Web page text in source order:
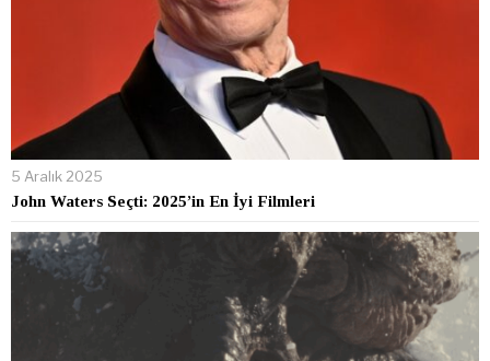
5 Aralık 2025
John Waters Seçti: 2025’in En İyi Filmleri